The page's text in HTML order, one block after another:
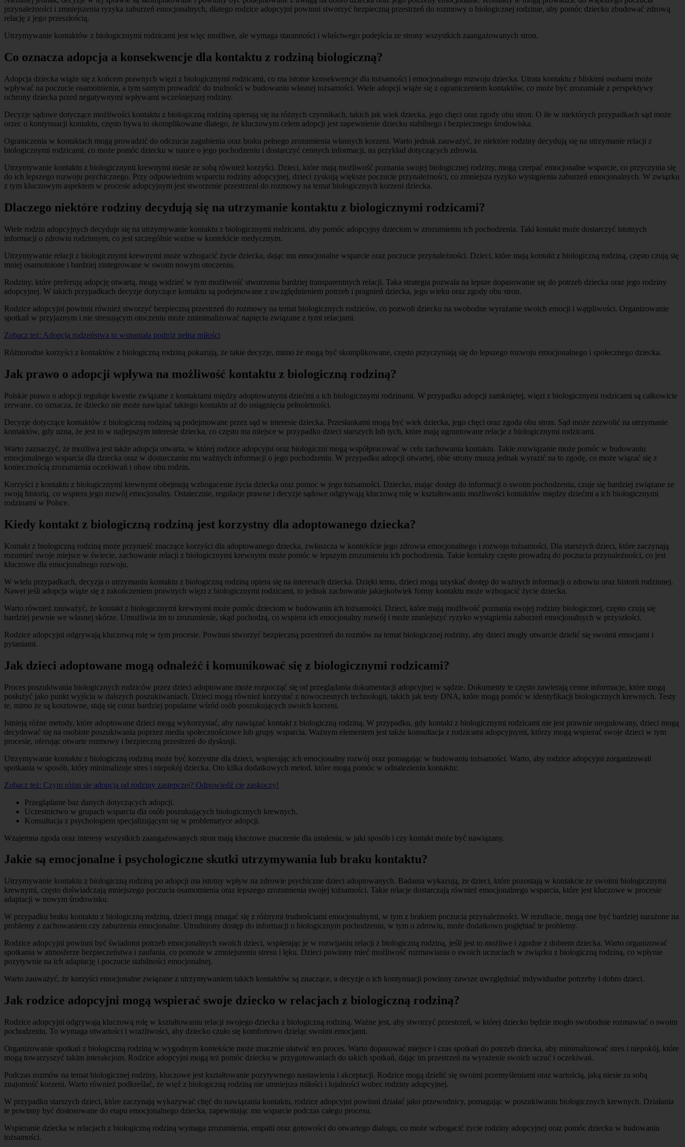
przynależności i zmniejszenia ryzyka zaburzeń emocjonalnych, dlatego rodzice adopcyjni powinni stworzyć bezpieczną przestrzeń do rozmowy o biologicznej rodzinie, aby pomóc dziecku zbudować zdrową
relację z jego przeszłością.
Utrzymywanie kontaktów z biologicznymi rodzicami jest więc możliwe, ale wymaga staranności i właściwego podejścia ze strony wszystkich zaangażowanych stron.
Co oznacza adopcja a konsekwencje dla kontaktu z rodziną biologiczną?
Adopcja dziecka wiąże się z końcem prawnych więzi z biologicznymi rodzicami, co ma istotne konsekwencje dla tożsamości i emocjonalnego rozwoju dziecka. Utrata kontaktu z bliskimi osobami może
wpływać na poczucie osamotnienia, a tym samym prowadzić do trudności w budowaniu własnej tożsamości. Wiele adopcji wiąże się z ograniczeniem kontaktów, co może być zrozumiałe z perspektywy
ochrony dziecka przed negatywnymi wpływami wcześniejszej rodziny.
Decyzje sądowe dotyczące możliwości kontaktu z biologiczną rodziną opierają się na różnych czynnikach, takich jak wiek dziecka, jego chęci oraz zgody obu stron. O ile w niektórych przypadkach sąd może
orzec o kontynuacji kontaktu, często bywa to skomplikowane dlatego, że kluczowym celem adopcji jest zapewnienie dziecku stabilnego i bezpiecznego środowiska.
Ograniczenia w kontaktach mogą prowadzić do odczucia zagubienia oraz braku pełnego zrozumienia własnych korzeni. Warto jednak zauważyć, że niektóre rodziny decydują się na utrzymanie relacji z
biologicznymi rodzicami, co może pomóc dziecku w nauce o jego pochodzeniu i dostarczyć cennych informacji, na przykład dotyczących zdrowia.
Utrzymywanie kontaktu z biologicznymi krewnymi niesie ze sobą również korzyści. Dzieci, które mają możliwość poznania swojej biologicznej rodziny, mogą czerpać emocjonalne wsparcie, co przyczynia się
do ich lepszego rozwoju psychicznego. Przy odpowiednim wsparciu rodziny adopcyjnej, dzieci zyskują większe poczucie przynależności, co zmniejsza ryzyko wystąpienia zaburzeń emocjonalnych. W związku
z tym kluczowym aspektem w procesie adopcyjnym jest stworzenie przestrzeni do rozmowy na temat biologicznych korzeni dziecka.
Dlaczego niektóre rodziny decydują się na utrzymanie kontaktu z biologicznymi rodzicami?
Wiele rodzin adopcyjnych decyduje się na utrzymywanie kontaktu z biologicznymi rodzicami, aby pomóc adopcyjny dzieciom w zrozumieniu ich pochodzenia. Taki kontakt może dostarczyć istotnych
informacji o zdrowiu rodzinnym, co jest szczególnie ważne w kontekście medycznym.
Utrzymywanie relacji z biologicznymi krewnymi może wzbogacić życie dziecka, dając mu emocjonalne wsparcie oraz poczucie przynależności. Dzieci, które mają kontakt z biologiczną rodziną, często czują się
mniej osamotnione i bardziej zintegrowane w swoim nowym otoczeniu.
Rodziny, które preferują adopcję otwartą, mogą widzieć w tym możliwość stworzenia bardziej transparentnych relacji. Taka strategia pozwala na lepsze dopasowanie się do potrzeb dziecka oraz jego rodziny
adopcyjnej. W takich przypadkach decyzje dotyczące kontaktu są podejmowane z uwzględnieniem potrzeb i pragnień dziecka, jego wieku oraz zgody obu stron.
Rodzice adopcyjni powinni również stworzyć bezpieczną przestrzeń do rozmowy na temat biologicznych rodziców, co pozwoli dziecku na swobodne wyrażanie swoich emocji i wątpliwości. Organizowanie
spotkań w przyjaznym i nie stresującym otoczeniu może zminimalizować napięcia związane z tymi relacjami.
Zobacz też: Adopcja rodzeństwa to wspaniała podróż pełna miłości
Różnorodne korzyści z kontaktów z biologiczną rodziną pokazują, że takie decyzje, mimo że mogą być skomplikowane, często przyczyniają się do lepszego rozwoju emocjonalnego i społecznego dziecka.
Jak prawo o adopcji wpływa na możliwość kontaktu z biologiczną rodziną?
Polskie prawo o adopcji reguluje kwestie związane z kontaktami między adoptowanymi dziećmi a ich biologicznymi rodzinami. W przypadku adopcji zamkniętej, więzi z biologicznymi rodzicami są całkowicie
zerwane, co oznacza, że dziecko nie może nawiązać takiego kontaktu aż do osiągnięcia pełnoletności.
Decyzje dotyczące kontaktów z biologiczną rodziną są podejmowane przez sąd w interesie dziecka. Przesłankami mogą być wiek dziecka, jego chęci oraz zgoda obu stron. Sąd może zezwolić na utrzymanie
kontaktów, gdy uzna, że jest to w najlepszym interesie dziecka, co często ma miejsce w przypadku dzieci starszych lub tych, które mają ugruntowane relacje z biologicznymi rodzicami.
Warto zaznaczyć, że możliwa jest także adopcja otwarta, w której rodzice adopcyjni oraz biologiczni mogą współpracować w celu zachowania kontaktu. Takie rozwiązanie może pomóc w budowaniu
emocjonalnego wsparcia dla dziecka oraz w dostarczaniu mu ważnych informacji o jego pochodzeniu. W przypadku adopcji otwartej, obie strony muszą jednak wyrazić na to zgodę, co może wiązać się z
koniecznością zrozumienia oczekiwań i obaw obu rodzin.
Korzyści z kontaktu z biologicznymi krewnymi obejmują wzbogacenie życia dziecka oraz pomoc w jego tożsamości. Dziecko, mając dostęp do informacji o swoim pochodzeniu, czuje się bardziej związane ze
swoją historią, co wspiera jego rozwój emocjonalny. Ostatecznie, regulacje prawne i decyzje sądowe odgrywają kluczową rolę w kształtowaniu możliwości kontaktów między dziećmi a ich biologicznymi
rodzinami w Polsce.
Kiedy kontakt z biologiczną rodziną jest korzystny dla adoptowanego dziecka?
Kontakt z biologiczną rodziną może przynieść znaczące korzyści dla adoptowanego dziecka, zwłaszcza w kontekście jego zdrowia emocjonalnego i rozwoju tożsamości. Dla starszych dzieci, które zaczynają
rozumieć swoje miejsce w świecie, zachowanie relacji z biologicznymi krewnymi może pomóc w lepszym zrozumieniu ich pochodzenia. Takie kontakty często prowadzą do poczucia przynależności, co jest
kluczowe dla emocjonalnego rozwoju.
W wielu przypadkach, decyzja o utrzymaniu kontaktu z biologiczną rodziną opiera się na interesach dziecka. Dzięki temu, dzieci mogą uzyskać dostęp do ważnych informacji o zdrowiu oraz historii rodzinnej.
Nawet jeśli adopcja wiąże się z zakończeniem prawnych więzi z biologicznymi rodzicami, to jednak zachowanie jakiejkolwiek formy kontaktu może wzbogacić życie dziecka.
Warto również zauważyć, że kontakt z biologicznymi krewnymi może pomóc dzieciom w budowaniu ich tożsamości. Dzieci, które mają możliwość poznania swojej rodziny biologicznej, często czują się
bardziej pewnie we własnej skórze. Umożliwia im to zrozumienie, skąd pochodzą, co wspiera ich emocjonalny rozwój i może zmniejszyć ryzyko wystąpienia zaburzeń emocjonalnych w przyszłości.
Rodzice adopcyjni odgrywają kluczową rolę w tym procesie. Powinni stworzyć bezpieczną przestrzeń do rozmów na temat biologicznej rodziny, aby dzieci mogły otwarcie dzielić się swoimi emocjami i
pytaniami.
Jak dzieci adoptowane mogą odnaleźć i komunikować się z biologicznymi rodzicami?
Proces poszukiwania biologicznych rodziców przez dzieci adoptowane może rozpocząć się od przeglądania dokumentacji adopcyjnej w sądzie. Dokumenty te często zawierają cenne informacje, które mogą
posłużyć jako punkt wyjścia w dalszych poszukiwaniach. Dzieci mogą również korzystać z nowoczesnych technologii, takich jak testy DNA, które mogą pomóc w identyfikacji biologicznych krewnych. Testy
te, mimo że są kosztowne, stają się coraz bardziej popularne wśród osób poszukujących swoich korzeni.
Istnieją różne metody, które adoptowane dzieci mogą wykorzystać, aby nawiązać kontakt z biologiczną rodziną. W przypadku, gdy kontakt z biologicznymi rodzicami nie jest prawnie uregulowany, dzieci mogą
decydować się na osobiste poszukiwania poprzez media społecznościowe lub grupy wsparcia. Ważnym elementem jest także konsultacja z rodzicami adopcyjnymi, którzy mogą wspierać swoje dzieci w tym
procesie, oferując otwarte rozmowy i bezpieczną przestrzeń do dyskusji.
Utrzymywanie kontaktu z biologiczną rodziną może być korzystne dla dzieci, wspierając ich emocjonalny rozwój oraz pomagając w budowaniu tożsamości. Warto, aby rodzice adopcyjni zorganizowali
spotkania w sposób, który minimalizuje stres i niepokój dziecka. Oto kilka dodatkowych metod, które mogą pomóc w odnalezieniu kontaktu:
Zobacz też: Czym różni się adopcja od rodziny zastępczej? Odpowiedź cię zaskoczy!
Przeglądanie baz danych dotyczących adopcji.
Uczestnictwo w grupach wsparcia dla osób poszukujących biologicznych krewnych.
Konsultacja z psychologiem specjalizującym się w problematyce adopcji.
Wzajemna zgoda oraz interesy wszystkich zaangażowanych stron mają kluczowe znaczenie dla ustalenia, w jaki sposób i czy kontakt może być nawiązany.
Jakie są emocjonalne i psychologiczne skutki utrzymywania lub braku kontaktu?
Utrzymywanie kontaktu z biologiczną rodziną po adopcji ma istotny wpływ na zdrowie psychiczne dzieci adoptowanych. Badania wykazują, że dzieci, które pozostają w kontakcie ze swoimi biologicznymi
krewnymi, często doświadczają mniejszego poczucia osamotnienia oraz lepszego zrozumienia swojej tożsamości. Takie relacje dostarczają również emocjonalnego wsparcia, które jest kluczowe w procesie
adaptacji w nowym środowisku.
W przypadku braku kontaktu z biologiczną rodziną, dzieci mogą zmagać się z różnymi trudnościami emocjonalnymi, w tym z brakiem poczucia przynależności. W rezultacie, mogą one być bardziej narażone na
problemy z zachowaniem czy zaburzenia emocjonalne. Utrudniony dostęp do informacji o biologicznym pochodzeniu, w tym o zdrowiu, może dodatkowo pogłębiać te problemy.
Rodzice adopcyjni powinni być świadomi potrzeb emocjonalnych swoich dzieci, wspierając je w rozwijaniu relacji z biologiczną rodziną, jeśli jest to możliwe i zgodne z dobrem dziecka. Warto organizować
spotkania w atmosferze bezpieczeństwa i zaufania, co pomoże w zmniejszeniu stresu i lęku. Dzieci powinny mieć możliwość rozmawiania o swoich uczuciach w związku z biologiczną rodziną, co wpłynie
pozytywnie na ich adaptację i poczucie stabilności emocjonalnej.
Warto zauważyć, że korzyści emocjonalne związane z utrzymywaniem takich kontaktów są znaczące, a decyzje o ich kontynuacji powinny zawsze uwzględniać indywidualne potrzeby i dobro dzieci.
Jak rodzice adopcyjni mogą wspierać swoje dziecko w relacjach z biologiczną rodziną?
Rodzice adopcyjni odgrywają kluczową rolę w kształtowaniu relacji swojego dziecka z biologiczną rodziną. Ważne jest, aby stworzyć przestrzeń, w której dziecko będzie mogło swobodnie rozmawiać o swoim
pochodzeniu. To wymaga otwartości i wrażliwości, aby dziecko czuło się komfortowo dzieląc swoimi emocjami.
Organizowanie spotkań z biologiczną rodziną w wygodnym kontekście może znacznie ułatwić ten proces. Warto dopasować miejsce i czas spotkań do potrzeb dziecka, aby minimalizować stres i niepokój, które
mogą towarzyszyć takim interakcjom. Rodzice adopcyjni mogą też pomóc dziecku w przygotowaniach do takich spotkań, dając im przestrzeń na wyrażenie swoich uczuć i oczekiwań.
Podczas rozmów na temat biologicznej rodziny, kluczowe jest kształtowanie pozytywnego nastawienia i akceptacji. Rodzice mogą dzielić się swoimi przemyśleniami oraz wartością, jaką niesie za sobą
znajomość korzeni. Warto również podkreślać, że więź z biologiczną rodziną nie umniejsza miłości i lojalności wobec rodziny adopcyjnej.
W przypadku starszych dzieci, które zaczynają wykazywać chęć do nawiązania kontaktu, rodzice adopcyjni powinni działać jako przewodnicy, pomagając w poszukiwaniu biologicznych krewnych. Działania
te powinny być dostosowane do etapu emocjonalnego dziecka, zapewniając mu wsparcie podczas całego procesu.
Wspieranie dziecka w relacjach z biologiczną rodziną wymaga zrozumienia, empatii oraz gotowości do otwartego dialogu, co może wzbogacić życie rodziny adopcyjnej oraz pomóc dziecku w budowaniu
tożsamości.